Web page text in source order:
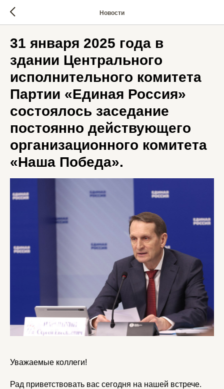
Новости
31 января 2025 года в
здании Центрального
исполнительного комитета
Партии «Единая Россия»
состоялось заседание
постоянно действующего
организационного комитета
«Наша Победа».
Уважаемые коллеги!
Рад приветствовать вас сегодня на нашей встрече.